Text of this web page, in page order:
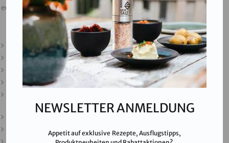
ecommerce@salinen.com
Kontakt
Downloads
Presse
Partner & Friends
NEWSLETTER ANMELDUNG
Appetit auf exklusive Rezepte, Ausflugstipps,